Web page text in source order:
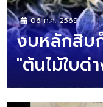
06 ก.ค. 2569
งบหลักสิบ
"ต้นไม้ใบด่
ใหม่ต้องมี